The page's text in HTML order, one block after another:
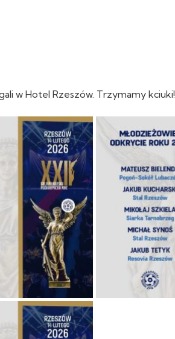
w Hotel Rzeszów. Trzymamy kciuki!